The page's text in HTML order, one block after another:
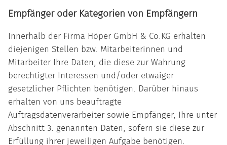
Empfänger oder Kategorien von Empfängern
Innerhalb der Firma Höper GmbH & Co.KG erhalten
diejenigen Stellen bzw. Mitarbeiterinnen und
Mitarbeiter Ihre Daten, die diese zur Wahrung
berechtigter Interessen und/oder etwaiger
gesetzlicher Pflichten benötigen. Darüber hinaus
erhalten von uns beauftragte
Auftragsdatenverarbeiter sowie Empfänger, Ihre unter
Abschnitt 3. genannten Daten, sofern sie diese zur
Erfüllung ihrer jeweiligen Aufgabe benötigen.